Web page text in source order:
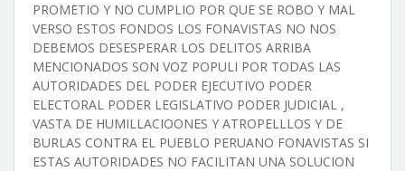
PROMETIO Y NO CUMPLIO POR QUE SE ROBO Y MAL
VERSO ESTOS FONDOS LOS FONAVISTAS NO NOS
DEBEMOS DESESPERAR LOS DELITOS ARRIBA
MENCIONADOS SON VOZ POPULI POR TODAS LAS
AUTORIDADES DEL PODER EJECUTIVO PODER
ELECTORAL PODER LEGISLATIVO PODER JUDICIAL ,
VASTA DE HUMILLACIOONES Y ATROPELLLOS Y DE
BURLAS CONTRA EL PUEBLO PERUANO FONAVISTAS SI
ESTAS AUTORIDADES NO FACILITAN UNA SOLUCION